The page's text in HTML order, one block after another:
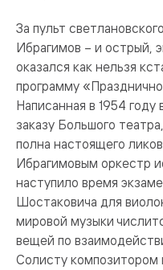
За пульт
Ибрагимов – и острый,
оказался как нельзя
программу
Написанная в 1954
заказу Большого
полна настоящего
Ибрагимовым оркестр
наступило время
Шостаковича для
мировой музыки
вещей по
Солисту композитором